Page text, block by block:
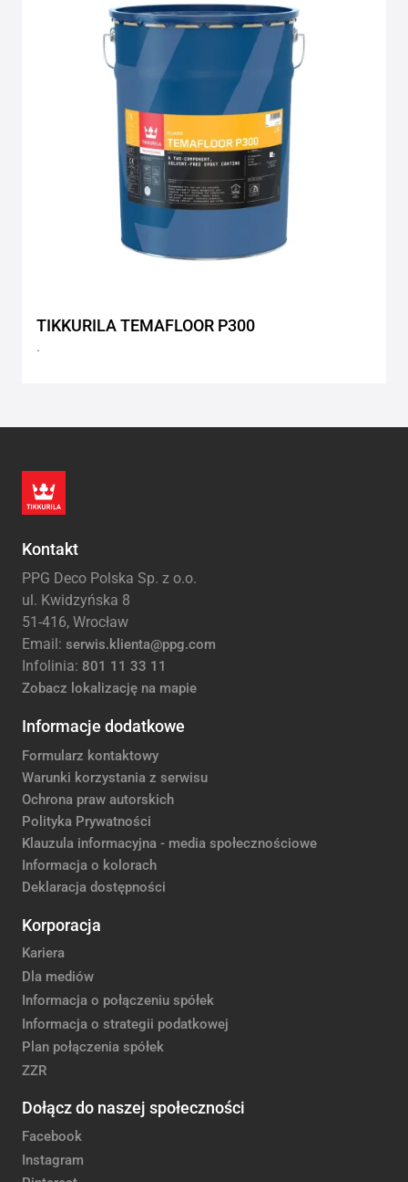
TIKKURILA TEMAFLOOR P300
.
Kontakt
PPG Deco Polska Sp. z o.o.
ul. Kwidzyńska 8
51-416, Wrocław
Email: serwis.klienta@ppg.com
Infolinia: 801 11 33 11
Zobacz lokalizację na mapie
Informacje dodatkowe
Formularz kontaktowy
Warunki korzystania z serwisu
Ochrona praw autorskich
Polityka Prywatności
Klauzula informacyjna - media społecznościowe
Informacja o kolorach
Deklaracja dostępności
Korporacja
Kariera
Dla mediów
Informacja o połączeniu spółek
Informacja o strategii podatkowej
Plan połączenia spółek
ZZR
Dołącz do naszej społeczności
Facebook
Instagram